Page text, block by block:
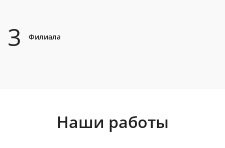
3 Филиала
Наши работы